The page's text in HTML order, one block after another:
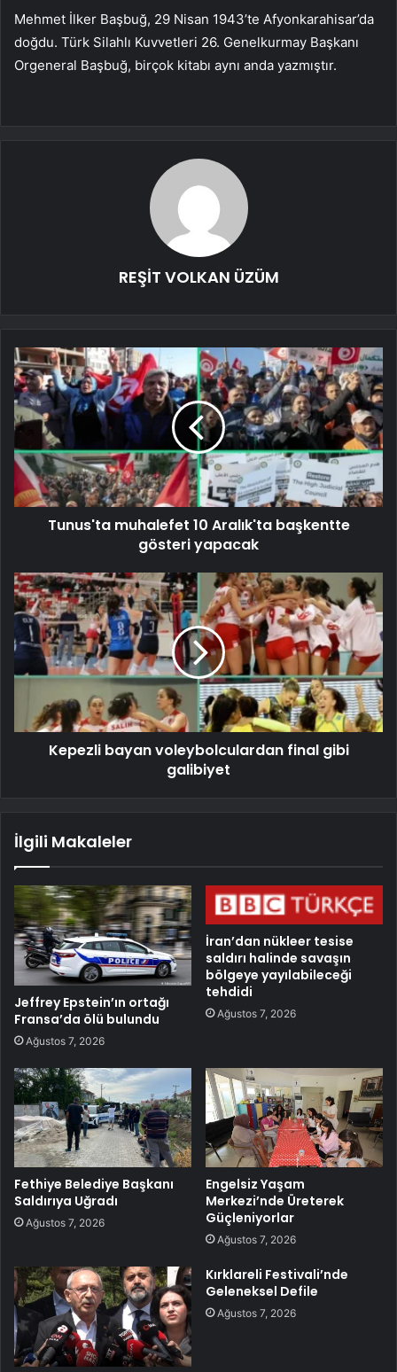
Mehmet İlker Başbuğ, 29 Nisan 1943’te Afyonkarahisar’da
doğdu. Türk Silahlı Kuvvetleri 26. Genelkurmay Başkanı
Orgeneral Başbuğ, birçok kitabı aynı anda yazmıştır.
REŞİT VOLKAN ÜZÜM
Tunus'ta muhalefet 10 Aralık'ta başkentte
gösteri yapacak
Kepezli bayan voleybolculardan final gibi
galibiyet
İlgili Makaleler
Jeffrey Epstein’ın ortağı
Fransa’da ölü bulundu
Ağustos 7, 2026
İran’dan nükleer tesise
saldırı halinde savaşın
bölgeye yayılabileceği
tehdidi
Ağustos 7, 2026
Fethiye Belediye Başkanı
Saldırıya Uğradı
Ağustos 7, 2026
Engelsiz Yaşam
Merkezi’nde Üreterek
Güçleniyorlar
Ağustos 7, 2026
Kırklareli Festivali’nde
Geleneksel Defile
Ağustos 7, 2026